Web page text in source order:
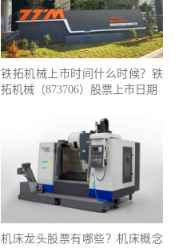
铁拓机械上市时间什么时候？铁
拓机械（873706）股票上市日期
机床龙头股票有哪些？机床概念